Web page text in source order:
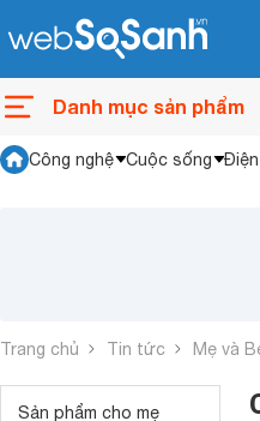
Danh mục sản phẩm
Công nghệ Cuộc sống
Trang chủ Tin tức Mẹ và
Sản phẩm cho mẹ